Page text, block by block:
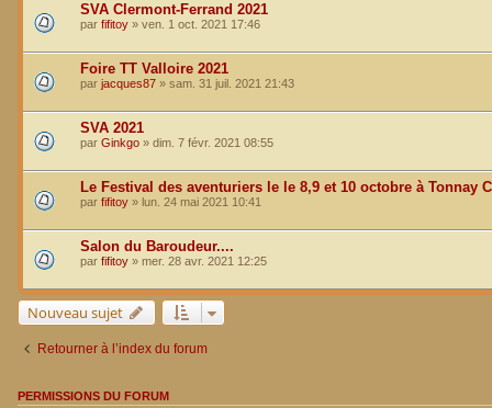
SVA Clermont-Ferrand 2021
par fifitoy » ven. 1 oct. 2021 17:46
Foire TT Valloire 2021
par jacques87 » sam. 31 juil. 2021 21:43
SVA 2021
par Ginkgo » dim. 7 févr. 2021 08:55
Le Festival des aventuriers le le 8,9 et 10 octobre à Tonnay
par fifitoy » lun. 24 mai 2021 10:41
Salon du Baroudeur....
par fifitoy » mer. 28 avr. 2021 12:25
Nouveau sujet
Retourner à l’index du forum
PERMISSIONS DU FORUM